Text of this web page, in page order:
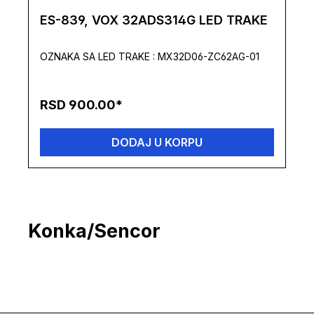
ES-839, VOX 32ADS314G LED TRAKE
OZNAKA SA LED TRAKE : MX32D06-ZC62AG-01
RSD 900.00*
DODAJ U KORPU
Konka/Sencor